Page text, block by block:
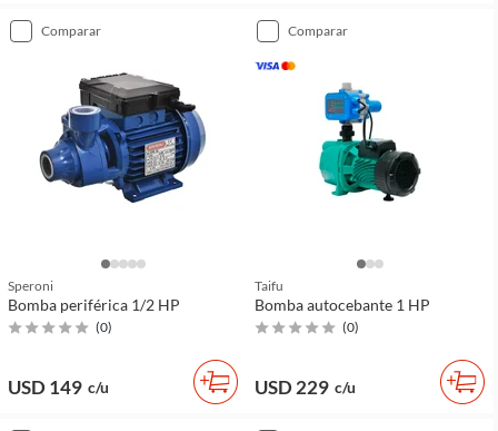
comparar
Speroni
Bomba periférica 1/2 HP
(0)
USD 149 c/u
comparar
Taifu
Bomba autocebante 1 HP
(0)
USD 229 c/u